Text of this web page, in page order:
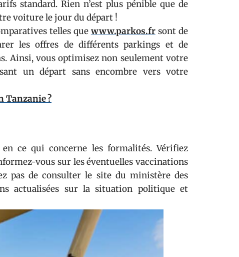
standard. Rien n’est plus pénible que de
voiture le jour du départ !
telles que www.parkos.frsont de
les offres de différents parkings et de
Ainsi, vous optimisez non seulement votre
un départ sans encombre vers votre
Tanzanie ?
ce qui concerne les formalités. Vérifiez
vous sur les éventuelles vaccinations
pas de consulter le site du ministère des
actualisées sur la situation politique et